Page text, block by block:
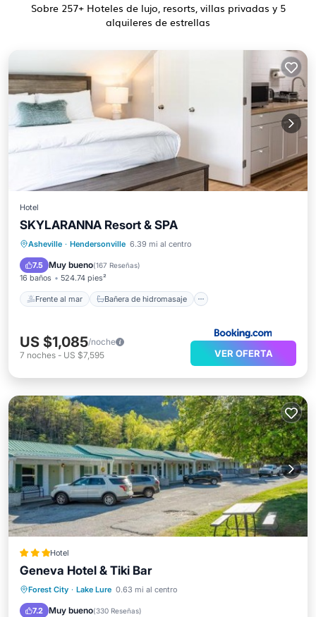
Sobre 257+ Hoteles de lujo, resorts, villas privadas y 5
alquileres de estrellas
Hotel
SKYLARANNA Resort & SPA
Asheville · Hendersonville 6.39 mi al centro
7.5 Muy bueno(167 Reseñas)
16 baños 524.74 pies²
Frente al mar Bañera de hidromasaje
Frente al mar
Bañera de hidromasaje
Aparcamiento
US $1,085/noche
7 noches - US $7,595 VER OFERTA
Hotel
Geneva Hotel & Tiki Bar
Forest City · Lake Lure 0.63 mi al centro
7.2 Muy bueno(330 Reseñas)
Frente al mar Aparcamiento
Vista al mar